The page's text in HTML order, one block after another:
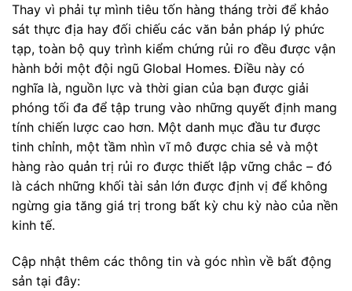
Thay vì phải tự mình tiêu tốn hàng tháng trời để khảo
sát thực địa hay đối chiếu các văn bản pháp lý phức
tạp, toàn bộ quy trình kiểm chứng rủi ro đều được vận
hành bởi một đội ngũ Global Homes. Điều này có
nghĩa là, nguồn lực và thời gian của bạn được giải
phóng tối đa để tập trung vào những quyết định mang
tính chiến lược cao hơn. Một danh mục đầu tư được
tinh chỉnh, một tầm nhìn vĩ mô được chia sẻ và một
hàng rào quản trị rủi ro được thiết lập vững chắc – đó
là cách những khối tài sản lớn được định vị để không
ngừng gia tăng giá trị trong bất kỳ chu kỳ nào của nền
kinh tế.
Cập nhật thêm các thông tin và góc nhìn về bất động
sản tại đây: